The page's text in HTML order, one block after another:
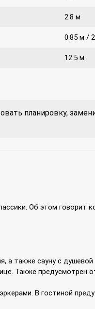
2.8 м
0.85 м /
12.5 м
планировку,
Об этом говорит
а также сауну с
Также предусмотрен
В гостиной